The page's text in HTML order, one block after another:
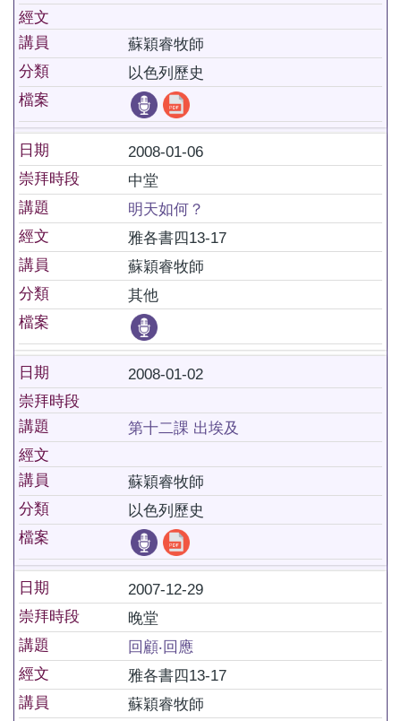
經文
講員
蘇穎睿牧師
分類
以色列歷史
檔案
日期
2008-01-06
崇拜時段
中堂
講題
明天如何？
經文
雅各書四13-17
講員
蘇穎睿牧師
分類
其他
檔案
日期
2008-01-02
崇拜時段
講題
第十二課 出埃及
經文
講員
蘇穎睿牧師
分類
以色列歷史
檔案
日期
2007-12-29
崇拜時段
晚堂
講題
回顧‧回應
經文
雅各書四13-17
講員
蘇穎睿牧師